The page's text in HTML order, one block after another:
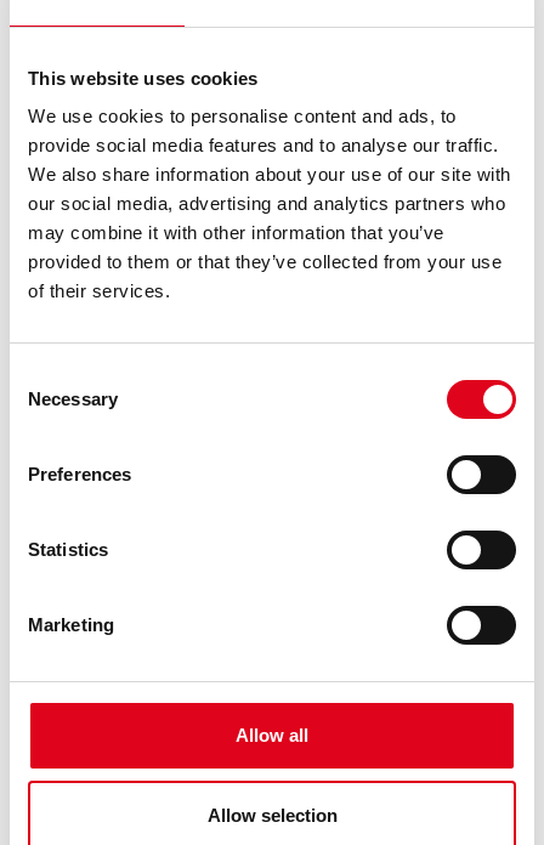
This website uses cookies
We use cookies to personalise content and ads, to
provide social media features and to analyse our traffic.
We also share information about your use of our site with
our social media, advertising and analytics partners who
may combine it with other information that you’ve
provided to them or that they’ve collected from your use
of their services.
Selection
Necessary
Preferences
Statistics
Marketing
Allow all
Allow selection
obre tres convocatòries de beques de creació en la
modalitat Beca Barcelona Crea – Fàbriques de Creació
LLEGEIX
LA BROSSA PRESENTA EL PRIMER